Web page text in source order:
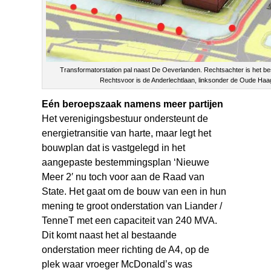
Transformatorstation pal naast De Oeverlanden. Rechtsachter is het
Rechtsvoor is de Anderlechtlaan, linksonder de Oude
Eén beroepszaak namens meer partijen
Het verenigingsbestuur ondersteunt de
energietransitie van harte, maar legt het
bouwplan dat is vastgelegd in het
aangepaste bestemmingsplan ‘Nieuwe
Meer 2′ nu toch voor aan de Raad van
State. Het gaat om de bouw van een in hun
mening te groot onderstation van Liander /
TenneT met een capaciteit van 240 MVA.
Dit komt naast het al bestaande
onderstation meer richting de A4, op de
plek waar vroeger McDonald’s was